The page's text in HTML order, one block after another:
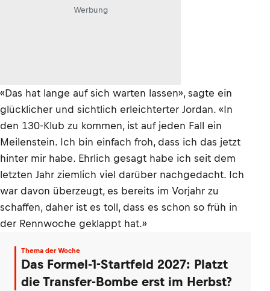
Werbung
«Das hat lange auf sich warten lassen», sagte ein
glücklicher und sichtlich erleichterter Jordan. «In
den 130-Klub zu kommen, ist auf jeden Fall ein
Meilenstein. Ich bin einfach froh, dass ich das jetzt
hinter mir habe. Ehrlich gesagt habe ich seit dem
letzten Jahr ziemlich viel darüber nachgedacht. Ich
war davon überzeugt, es bereits im Vorjahr zu
schaffen, daher ist es toll, dass es schon so früh in
der Rennwoche geklappt hat.»
Thema der Woche
Das Formel-1-Startfeld 2027: Platzt
die Transfer-Bombe erst im Herbst?